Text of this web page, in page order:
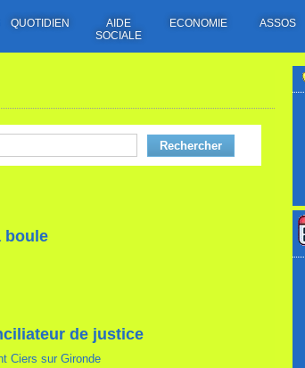
QUOTIDIEN
AIDE
SOCIALE
ECONOMIE ASSOS
boule
de justice
Ciers sur Gironde